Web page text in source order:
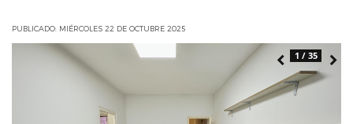
PUBLICADO: MIÉRCOLES 22 DE OCTUBRE 2025
1 / 35